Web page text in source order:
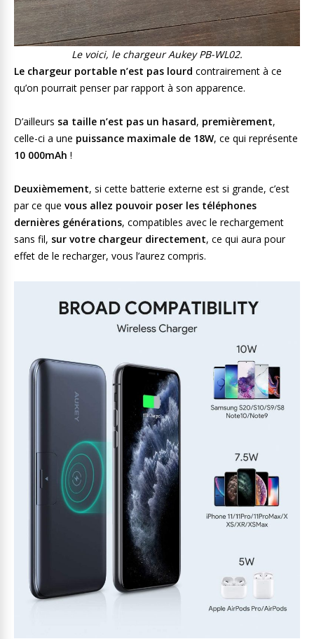
Le voici, le chargeur Aukey PB-WL02.
Le chargeur portable n’est pas lourd contrairement à ce
qu’on pourrait penser par rapport à son apparence.
D’ailleurs sa taille n’est pas un hasard, premièrement,
celle-ci a une puissance maximale de 18W, ce qui représente
10 000mAh !
Deuxièmement, si cette batterie externe est si grande, c’est
par ce que vous allez pouvoir poser les téléphones
dernières générations, compatibles avec le rechargement
sans fil, sur votre chargeur directement, ce qui aura pour
effet de le recharger, vous l’aurez compris.